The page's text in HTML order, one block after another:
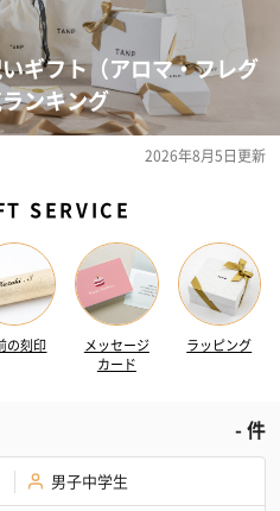
ギフト（アロマ・フレグ
ンキング
2026年8月5日更新
SERVICE
の刻印
メッセージ
カード
ラッピング
-件
男子中学生